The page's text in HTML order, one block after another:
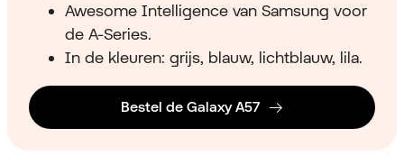
Awesome Intelligence van Samsung voor
de A-Series.
In de kleuren: grijs, blauw, lichtblauw, lila.
Bestel de Galaxy A57